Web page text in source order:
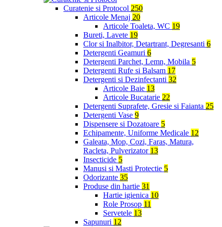
Curatenie si Protocol 250
Articole Menaj 20
Articole Toaleta, WC 19
Bureti, Lavete 19
Clor si Inalbitor, Detartrant, Degresanti 6
Detergenti Geamuri 6
Detergenti Parchet, Lemn, Mobila 5
Detergenti Rufe si Balsam 17
Detergenti si Dezinfectanti 32
Articole Baie 13
Articole Bucatarie 22
Detergenti Suprafete, Gresie si Faianta 25
Detergenti Vase 9
Dispensere si Dozatoare 5
Echipamente, Uniforme Medicale 12
Galeata, Mop, Cozi, Faras, Matura,
Racleta, Pulverizator 13
Insecticide 5
Manusi si Masti Protectie 5
Odorizante 35
Produse din hartie 31
Hartie igienica 10
Role Prosop 11
Servetele 13
Sapunuri 12